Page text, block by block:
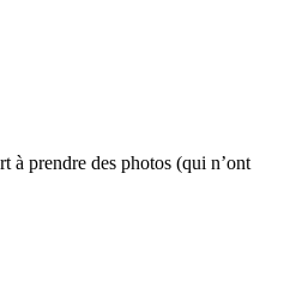
à prendre des photos (qui n’ont